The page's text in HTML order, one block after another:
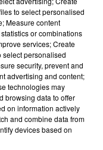
to select personalised
Measure content
or combinations
services; Create
select personalised
security, prevent and
advertising and content;
technologies may
browsing data to offer
on information actively
and combine data from
devices based on